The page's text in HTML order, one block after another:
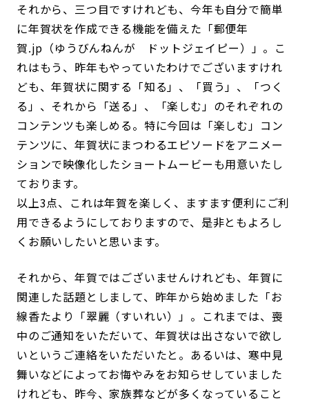
それから、三つ目ですけれども、今年も自分で簡単
に年賀状を作成できる機能を備えた「郵便年
賀.jp（ゆうびんねんが ドットジェイピー）」。こ
れはもう、昨年もやっていたわけでございますけれ
ども、年賀状に関する「知る」、「買う」、「つく
る」、それから「送る」、「楽しむ」のそれぞれの
コンテンツも楽しめる。特に今回は「楽しむ」コン
テンツに、年賀状にまつわるエピソードをアニメー
ションで映像化したショートムービーも用意いたし
ております。
以上3点、これは年賀を楽しく、ますます便利にご利
用できるようにしておりますので、是非ともよろし
くお願いしたいと思います。
それから、年賀ではございませんけれども、年賀に
関連した話題としまして、昨年から始めました「お
線香たより「翠麗（すいれい）」。これまでは、喪
中のご通知をいただいて、年賀状は出さないで欲し
いというご連絡をいただいたと。あるいは、寒中見
舞いなどによってお悔やみをお知らせしていました
けれども、昨今、家族葬などが多くなっていること